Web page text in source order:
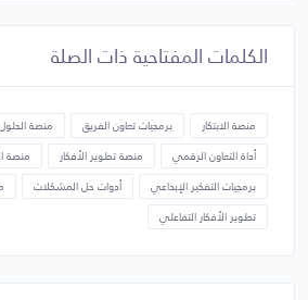
الكلمات المفتاحية ذات الصلة
منصة الابتكار برمجيات تعاون الفريق
منصة الحلول
أداة التعاون الرقمي
منصة تطوير الأفكار
منصة
برمجيات التفكير الإبداعي
أدوات حل المشكلات
تطوير الأفكار التفاعلي